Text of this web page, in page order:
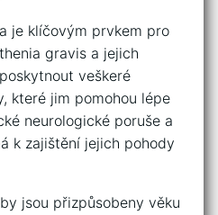
je klíčovým prvkem pro
‍gravis ‌a jejich
veškeré
⁤které jim pomohou lépe
neurologické⁣ poruše a
k zajištění jejich‌ pohody
jsou​ přizpůsobeny⁣ věku